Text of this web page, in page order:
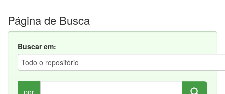
Página de Busca
Buscar em:
por